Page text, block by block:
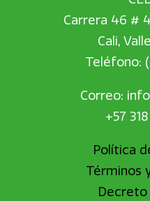
Carrera 46 #
Cali,
Teléfono:
Correo:
+57
Política
Términos
Decreto